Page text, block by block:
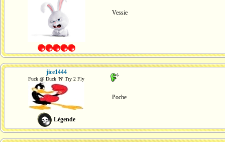
Vessie
jice1444
Fuck @ Duck 'N' Try 2 Fly
Légende
Poche